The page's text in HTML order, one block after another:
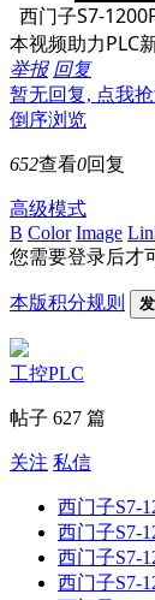
西门子S7-
本视频助力PLC
举报 回复
暂无回复, 点我
倒序浏览
652查看0回复
高级模式
B Color Image
您需要登录后才
本版积分规则
工控PLC
帖子 627 篇
关注 私信
西门子S7-
西门子S7-
西门子S7-
西门子S7-